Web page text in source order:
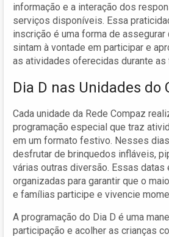
informação e a interação dos
serviços disponíveis. Essa
inscrição é uma forma de
sintam à vontade em participar e
as atividades oferecidas durante as
Dia D nas Unidades do
Cada unidade da Rede Compaz
programação especial que traz
em um formato festivo. Nesses
desfrutar de brinquedos infláveis,
várias outras diversão. Essas datas
organizadas para garantir que o
e famílias participe e vivencie
A programação do Dia D é uma
participação e acolher as crianças